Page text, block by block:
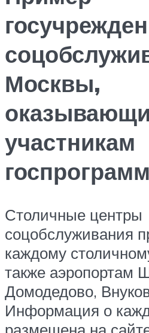
Москвы,
участникам
Столичные центры
соцобслуживания
каждому
также аэропортам
Домодедово,
Информация о